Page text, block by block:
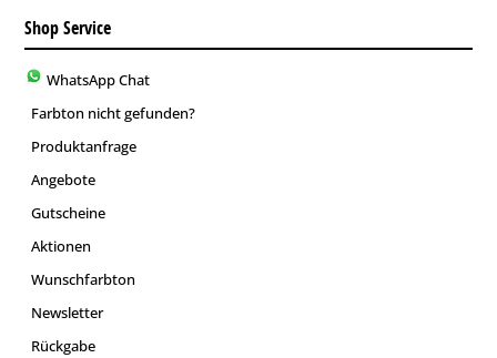
Shop Service
WhatsApp Chat
Farbton nicht gefunden?
Produktanfrage
Angebote
Gutscheine
Aktionen
Wunschfarbton
Newsletter
Rückgabe